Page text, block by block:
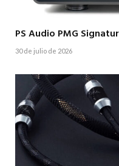
PS Audio PMG
30 de julio de 2026